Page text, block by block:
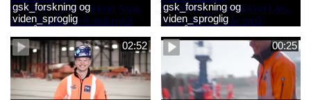
gsk_forskning og
viden_sproglig
forståelse_Samtalekort Snak
med din baby 0-6 mdr.mp3
gsk_forskning og
viden_sproglig
forståelse_Samtalekort Læs,
lyt og skriv 3-6 år.mp3
02:52 00:25